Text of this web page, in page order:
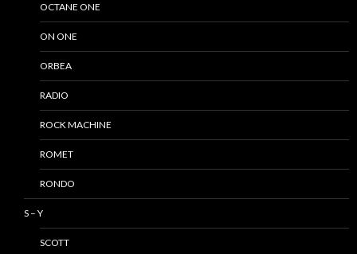
OCTANE ONE
ON ONE
ORBEA
RADIO
ROCK MACHINE
ROMET
RONDO
S – Y
SCOTT